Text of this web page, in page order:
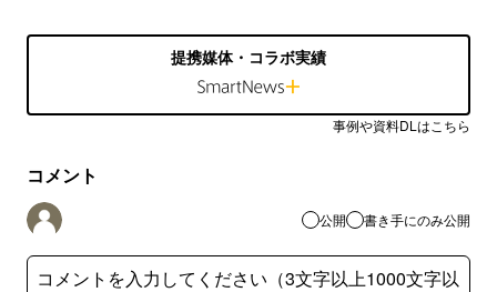
提携媒体・コラボ実績
事例や資料DLはこちら
コメント
公開 書き手にのみ公開